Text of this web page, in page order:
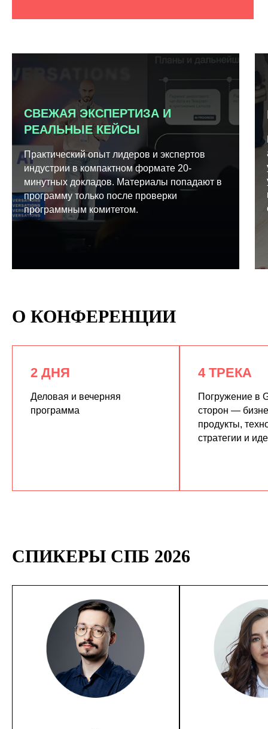
СВЕЖАЯ ЭКСПЕРТИЗА И
РЕАЛЬНЫЕ КЕЙСЫ
Практический опыт лидеров и экспертов
индустрии в компактном формате 20-
минутных докладов. Материалы попадают в
программу только после проверки
программным комитетом.
О КОНФЕРЕНЦИИ
2 ДНЯ
Деловая и вечерняя
программа
4 ТРЕКА
Погружение в
сторон —
продукты,
стратегии и
СПИКЕРЫ СПБ 2026